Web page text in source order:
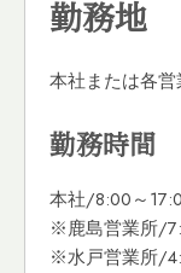
勤務地
本社または各
勤務時間
本社/8:00～
※鹿島営業所/
※水戸営業所/